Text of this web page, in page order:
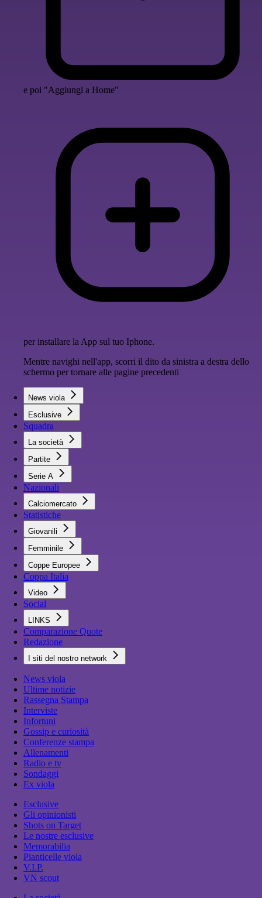
e poi "Aggiungi a Home"
per installare la App sul tuo Iphone.
Mentre navighi nell'app, scorri il dito da sinistra a destra dello
schermo per tornare alle pagine precedenti
News viola
Esclusive
Squadra
La società
Partite
Serie A
Nazionali
Calciomercato
Statistiche
Giovanili
Femminile
Coppe Europee
Coppa Italia
Video
Social
LINKS
Comparazione Quote
Redazione
I siti del nostro network
News viola
Ultime notizie
Rassegna Stampa
Interviste
Infortuni
Gossip e curiosità
Conferenze stampa
Allenamenti
Radio e tv
Sondaggi
Ex viola
Esclusive
Gli opinionisti
Shots on Target
Le nostre esclusive
Memorabilia
Pianticelle viola
V.I.P.
VN scout